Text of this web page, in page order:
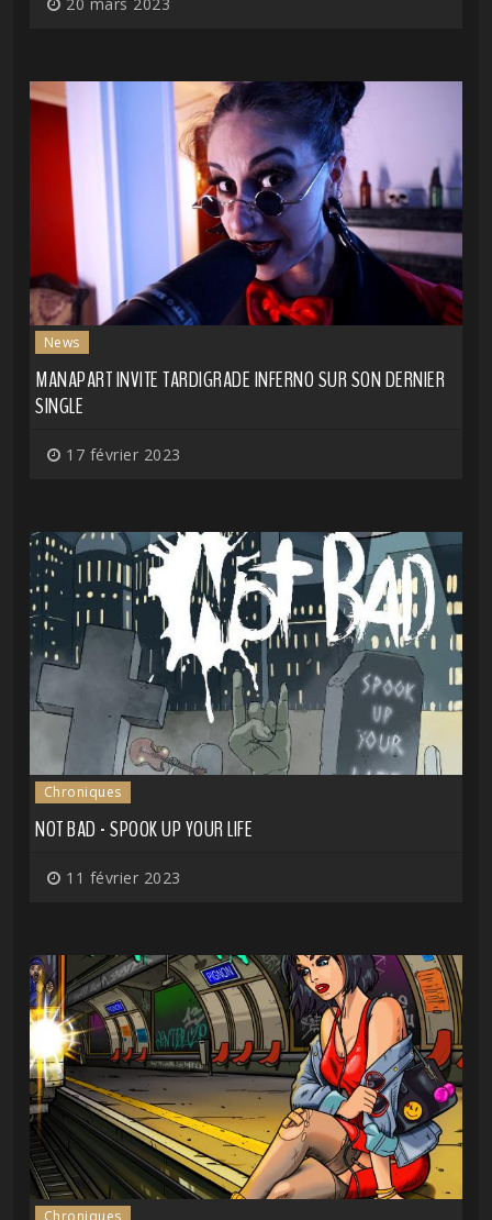
News
MANAPART INVITE TARDIGRADE INFERNO SUR SON DERNIER
SINGLE
17 février 2023
Chroniques
NOT BAD - SPOOK UP YOUR LIFE
11 février 2023
Chroniques